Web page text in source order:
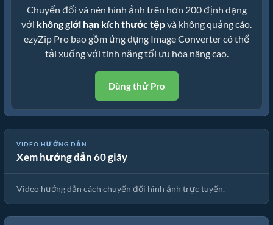
Chuyển đổi và nén hình ảnh trên hơn 200 định dạng
với không giới hạn kích thước tệpvà không quảng cáo.
ezyZip Pro bao gồm ứng dụng Image Converter có thể
tải xuống với tính năng tối ưu hóa nâng cao.
Dùng thử Pro
VIDEO HƯỚNG DẪN
Xem hướng dẫn 60 giây
🖼️ Cách Chuyển Đổi Hình Ảnh Trực Tuyến Miễn Phí
Video hướng dẫn cách chuyển đổi hình ảnh trực tuyến.